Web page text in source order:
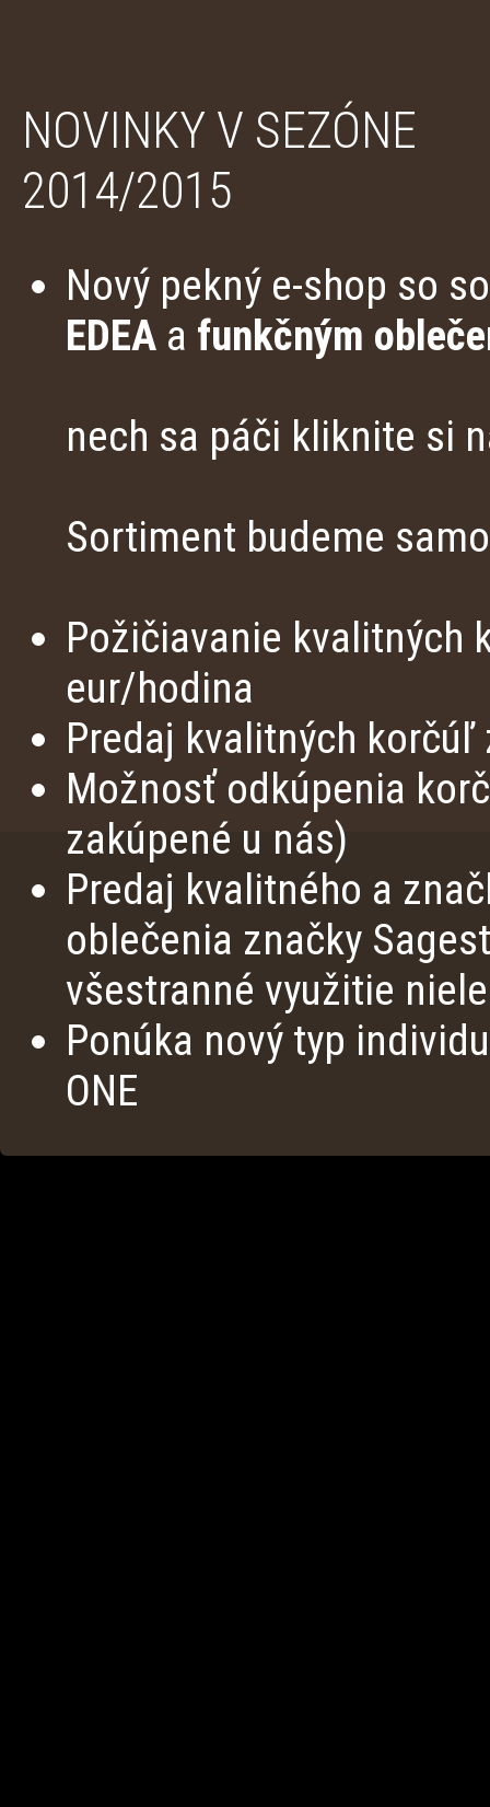
NOVINKY V SEZÓNE
2014/2015
Nový pekný e-shop so
EDEA a funkčným
nech sa páči kliknite si
Sortiment budeme
Požičiavanie kvalitných
eur/hodina
Predaj kvalitných korčúľ
Možnosť odkúpenia
zakúpené u nás)
Predaj kvalitného a
oblečenia značky
všestranné využitie
Ponúka nový typ
ONE